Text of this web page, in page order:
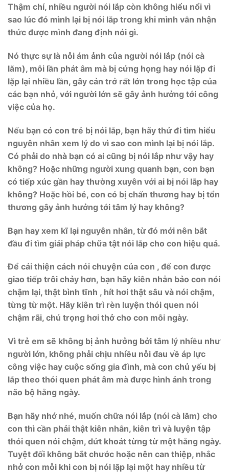
Thậm chí, nhiều người nói lắp còn không hiểu nổi vì
sao lúc đó mình lại bị nói lắp trong khi mình vẫn nhận
thức được mình đang định nói gì.
Nó thực sự là nỗi ám ảnh của người nói lắp (nói cà
lăm), mỗi lần phát âm mà bị cứng họng hay nói lặp đi
lặp lại nhiều lần, gây cản trở rất lớn trong học tập của
các bạn nhỏ, với người lớn sẽ gây ảnh hưởng tới công
việc của họ.
Nếu bạn có con trẻ bị nói lắp, bạn hãy thử đi tìm hiểu
nguyên nhân xem lý do vì sao con mình lại bị nói lắp.
Có phải do nhà bạn có ai cũng bị nói lắp như vậy hay
không? Hoặc những người xung quanh bạn, con bạn
có tiếp xúc gần hay thường xuyên với ai bị nói lắp hay
không? Hoặc hồi bé, con có bị chấn thương hay bị tổn
thương gây ảnh hưởng tới tâm lý hay không?
Bạn hay xem kĩ lại nguyên nhân, từ đó mới nên bắt
đầu đi tìm giải pháp chữa tật nói lắp cho con hiệu quả.
Để cải thiện cách nói chuyện của con , để con được
giao tiếp trôi chảy hơn, bạn hãy kiên nhẫn bảo con nói
chậm lại, thật bình tĩnh , hít hơi thật sâu và nói chậm,
từng từ một. Hãy kiên trì rèn luyện thói quen nói
chậm rãi, chú trọng hơi thở cho con mỗi ngày.
Vì trẻ em sẽ không bị ảnh hưởng bởi tâm lý nhiều như
người lớn, không phải chịu nhiều nỗi đau về áp lực
công việc hay cuộc sống gia đình, mà con chủ yếu bị
lắp theo thói quen phát âm mà được hình ảnh trong
não bộ hằng ngày.
Bạn hãy nhớ nhé, muốn chữa nói lắp (nói cà lăm) cho
con thì cần phải thật kiên nhẫn, kiên trì và luyện tập
thói quen nói chậm, dứt khoát từng từ một hằng ngày.
Tuyệt đối không bắt chước hoặc nên can thiệp, nhắc
nhở con mỗi khi con bị nói lặp lại một hay nhiều từ